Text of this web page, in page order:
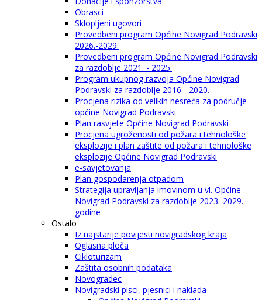
Obrasci
Sklopljeni ugovori
Provedbeni program Općine Novigrad Podravski
2026.-2029.
Provedbeni program Općine Novigrad Podravski
za razdoblje 2021. - 2025.
Program ukupnog razvoja Općine Novigrad
Podravski za razdoblje 2016 - 2020.
Procjena rizika od velikih nesreća za područje
općine Novigrad Podravski
Plan rasvjete Općine Novigrad Podravski
Procjena ugroženosti od požara i tehnološke
eksplozije i plan zaštite od požara i tehnološke
eksplozije Općine Novigrad Podravski
e-savjetovanja
Plan gospodarenja otpadom
Strategija upravljanja imovinom u vl. Općine
Novigrad Podravski za razdoblje 2023.-2029.
godine
Ostalo
Iz najstarije povijesti novigradskog kraja
Oglasna ploča
Cikloturizam
Zaštita osobnih podataka
Novogradec
Novigradski pisci, pjesnici i naklada